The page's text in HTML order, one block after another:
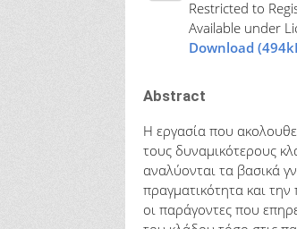
Restricted to
Available under
Download
Abstract
Η εργασία που
τους δυναμικότερους
αναλύονται τα βασικά
πραγματικότητα και
οι παράγοντες που